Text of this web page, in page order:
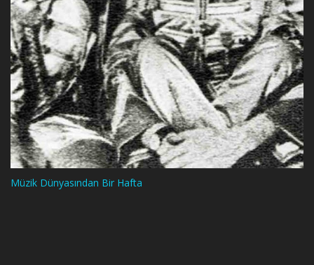
Müzik Dünyasından Bir Hafta